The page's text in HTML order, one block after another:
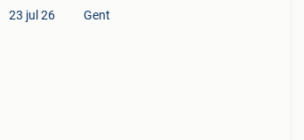
23 jul 26 Gent